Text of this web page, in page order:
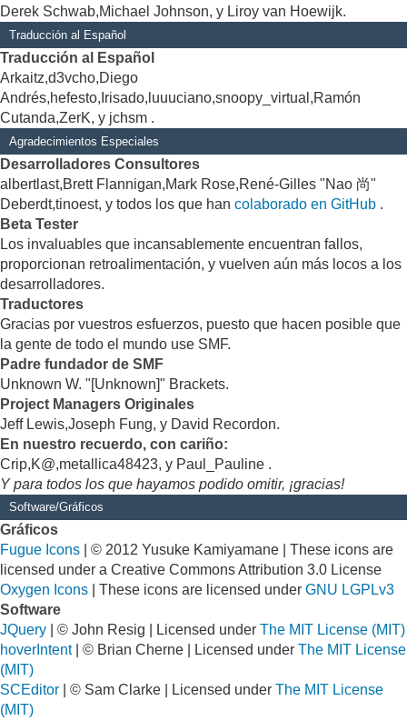
Derek Schwab,Michael Johnson, y Liroy van Hoewijk.
Traducción al Español
Traducción al Español
Arkaitz,d3vcho,Diego
Andrés,hefesto,Irisado,luuuciano,snoopy_virtual,Ramón
Cutanda,ZerK, y jchsm .
Agradecimientos Especiales
Desarrolladores Consultores
albertlast,Brett Flannigan,Mark Rose,René-Gilles "Nao 尚"
Deberdt,tinoest, y todos los que han colaborado en GitHub .
Beta Tester
Los invaluables que incansablemente encuentran fallos,
proporcionan retroalimentación, y vuelven aún más locos a los
desarrolladores.
Traductores
Gracias por vuestros esfuerzos, puesto que hacen posible que
la gente de todo el mundo use SMF.
Padre fundador de SMF
Unknown W. "[Unknown]" Brackets.
Project Managers Originales
Jeff Lewis,Joseph Fung, y David Recordon.
En nuestro recuerdo, con cariño:
Crip,K@,metallica48423, y Paul_Pauline .
Y para todos los que hayamos podido omitir, ¡gracias!
Software/Gráficos
Gráficos
Fugue Icons | © 2012 Yusuke Kamiyamane | These icons are
licensed under a Creative Commons Attribution 3.0 License
Oxygen Icons | These icons are licensed under GNU LGPLv3
Software
JQuery | © John Resig | Licensed under The MIT License (MIT)
hoverIntent| © Brian Cherne | Licensed under The MIT License
(MIT)
SCEditor | © Sam Clarke | Licensed under The MIT License
(MIT)